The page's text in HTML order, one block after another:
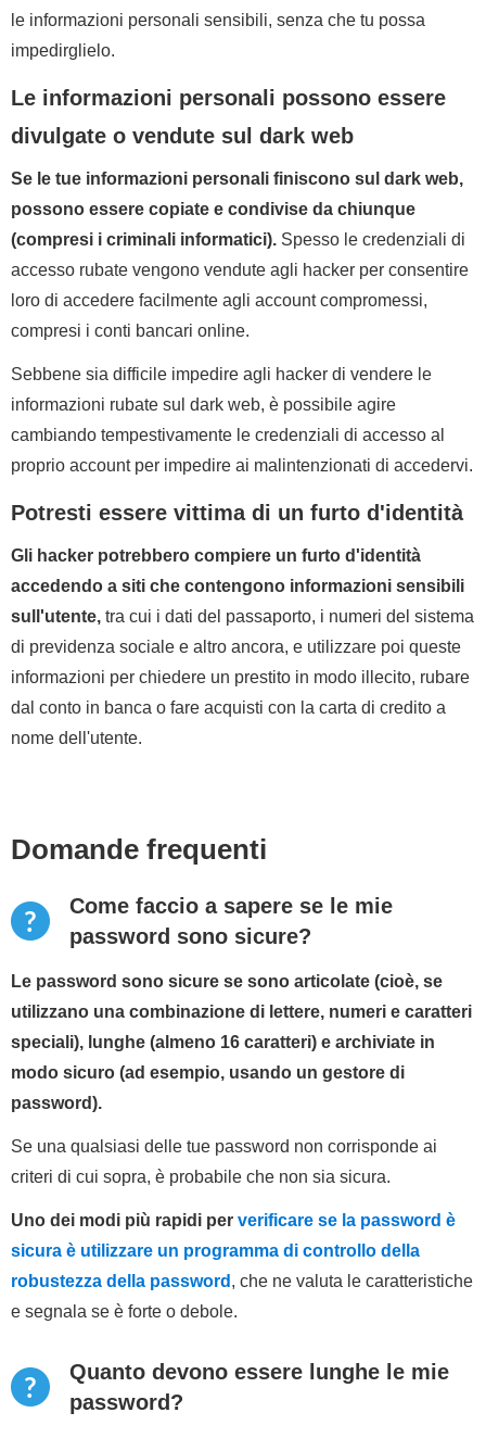
le informazioni personali sensibili, senza che tu possa
impedirglielo.
Le informazioni personali possono essere
divulgate o vendute sul dark web
Se le tue informazioni personali finiscono sul dark web,
possono essere copiate e condivise da chiunque
(compresi i criminali informatici). Spesso le credenziali di
accesso rubate vengono vendute agli hacker per consentire
loro di accedere facilmente agli account compromessi,
compresi i conti bancari online.
Sebbene sia difficile impedire agli hacker di vendere le
informazioni rubate sul dark web, è possibile agire
cambiando tempestivamente le credenziali di accesso al
proprio account per impedire ai malintenzionati di accedervi.
Potresti essere vittima di un furto d'identità
Gli hacker potrebbero compiere un furto d'identità
accedendo a siti che contengono informazioni sensibili
sull'utente, tra cui i dati del passaporto, i numeri del sistema
di previdenza sociale e altro ancora, e utilizzare poi queste
informazioni per chiedere un prestito in modo illecito, rubare
dal conto in banca o fare acquisti con la carta di credito a
nome dell'utente.
Domande frequenti
Come faccio a sapere se le mie
password sono sicure?
Le password sono sicure se sono articolate (cioè, se
utilizzano una combinazione di lettere, numeri e caratteri
speciali), lunghe (almeno 16 caratteri) e archiviate in
modo sicuro (ad esempio, usando un gestore di
password).
Se una qualsiasi delle tue password non corrisponde ai
criteri di cui sopra, è probabile che non sia sicura.
Uno dei modi più rapidi per verificare se la password è
sicura è utilizzare un programma di controllo della
robustezza della password , che ne valuta le caratteristiche
e segnala se è forte o debole.
Quanto devono essere lunghe le mie
password?